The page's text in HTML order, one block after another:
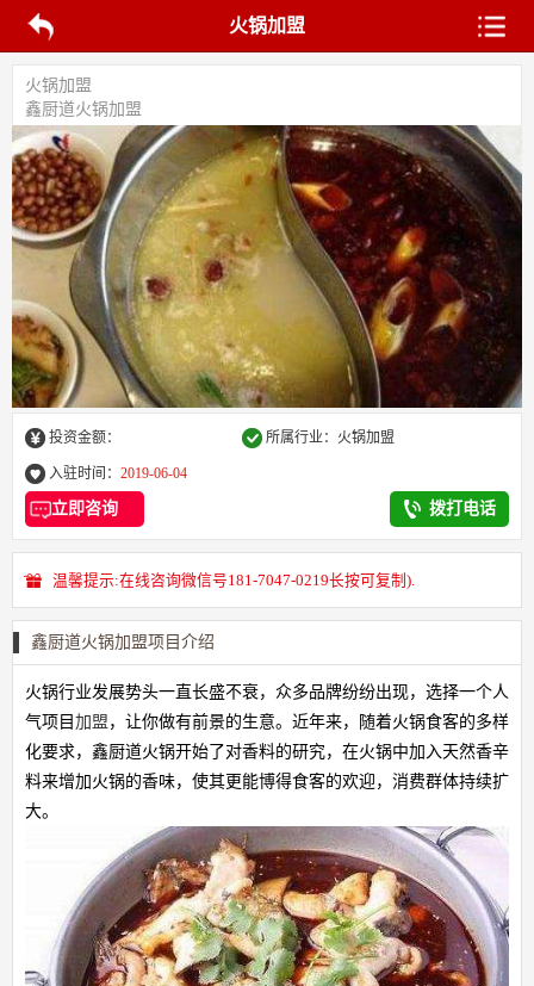
火锅加盟
火锅加盟
鑫厨道火锅加盟
投资金额： 所属行业：火锅加盟
入驻时间： 2019-06-04
立即咨询 拨打电话
温馨提示:在线咨询微信号181-7047-0219长按可复制).
鑫厨道火锅加盟项目介绍
火锅行业发展势头一直长盛不衰，众多品牌纷纷出现，选择一个人
气项目 加盟 ，让你做有前景的生意。近年来，随着火锅食客的多样
化要求，鑫厨道火锅开始了对香料的研究，在火锅中加入天然香辛
料来增加火锅的香味，使其更能博得食客的欢迎，消费群体持续扩
大。